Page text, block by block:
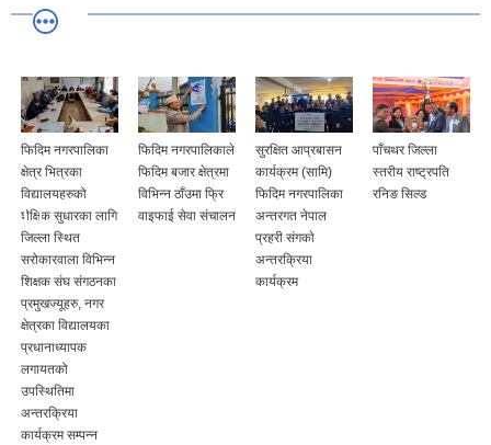
फिदिम नगरपालिका
क्षेत्र भित्रका
विद्यालयहरुको
शैक्षिक सुधारका लागि
जिल्ला स्थित
सरोकारवाला विभिन्न
शिक्षक संघ संगठनका
प्रमुखज्यूहरु, नगर
क्षेत्रका विद्यालयका
प्रधानाध्यापक
लगायतको
उपस्थितिमा
अन्तरक्रिया
कार्यक्रम सम्पन्न
फिदिम नगरपालिकाले
फिदिम बजार क्षेत्रमा
विभिन्न ठाँउमा फ्रि
वाइफाई सेवा संचालन
सुरक्षित आप्रबासन
कार्यक्रम (सामि)
फिदिम नगरपालिका
अन्तरगत नेपाल
प्रहरी संगकाे
अन्तरक्रिया
कार्यक्रम
पाँचथर जिल्ला
स्तरीय राष्ट्रपति
रनिङ सिल्ड